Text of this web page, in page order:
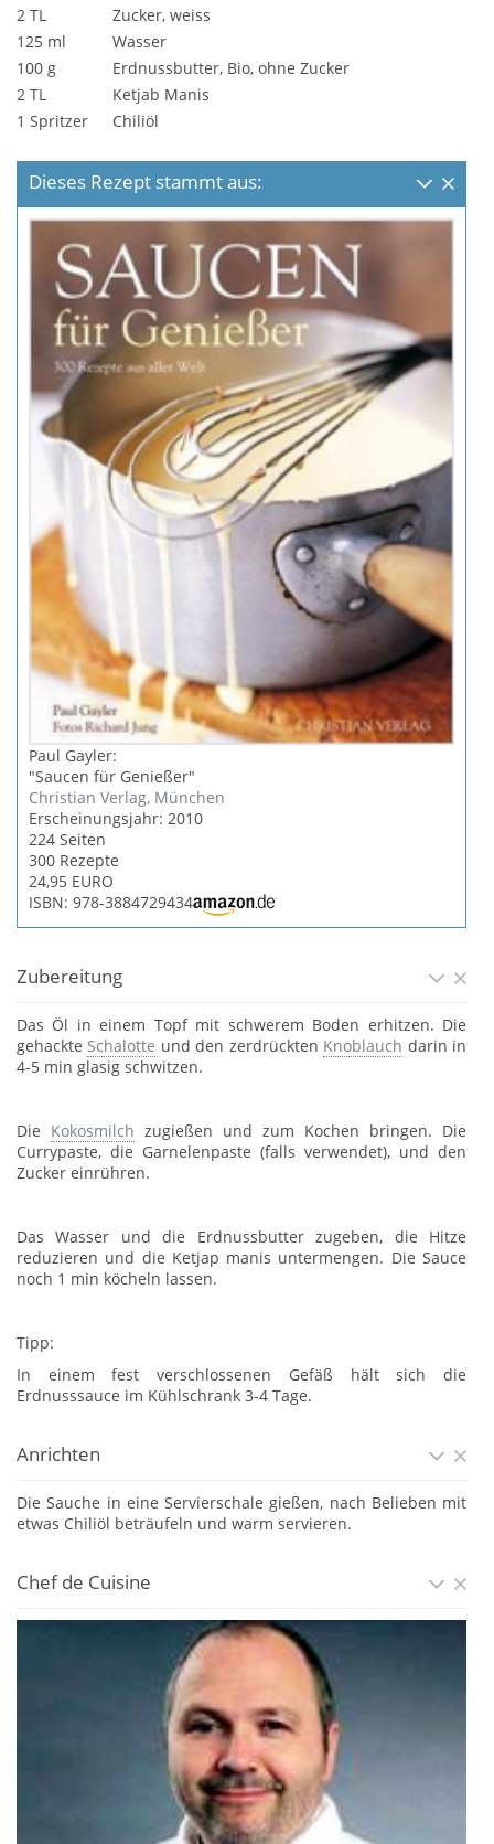
2 TL
Zucker, weiss
125 ml
Wasser
100 g
Erdnussbutter, Bio, ohne Zucker
2 TL
Ketjab Manis
1 Spritzer
Chiliöl
Dieses Rezept stammt aus:
Paul Gayler:
"Saucen für Genießer"
Christian Verlag, München
Erscheinungsjahr: 2010
224 Seiten
300 Rezepte
24,95 EURO
ISBN: 978-3884729434
Zubereitung
Das Öl in einem Topf mit schwerem Boden erhitzen. Die
gehackte Schalotte und den zerdrückten Knoblauch darin in
4-5 min glasig schwitzen.
Die Kokosmilch zugießen und zum Kochen bringen. Die
Currypaste, die Garnelenpaste (falls verwendet), und den
Zucker einrühren.
Das Wasser und die Erdnussbutter zugeben, die Hitze
reduzieren und die Ketjap manis untermengen. Die Sauce
noch 1 min köcheln lassen.
Tipp:
In einem fest verschlossenen Gefäß hält sich die
Erdnusssauce im Kühlschrank 3-4 Tage.
Anrichten
Die Sauche in eine Servierschale gießen, nach Belieben mit
etwas Chiliöl beträufeln und warm servieren.
Chef de Cuisine